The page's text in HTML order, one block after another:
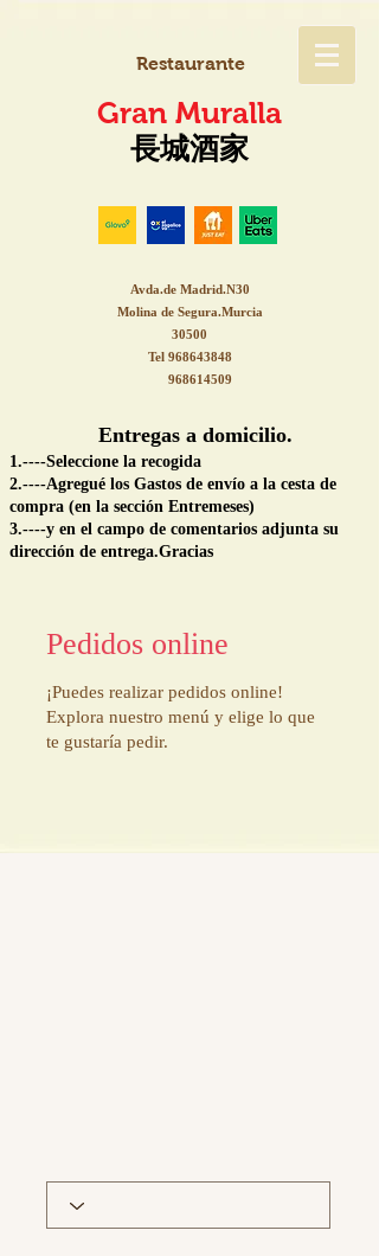
Restaurante
Gran Muralla
長城酒家
Avda.de Madrid.N30
Molina de Segura.Murcia
30500
Tel 968643848
968614509
Entregas a domicilio.
1.----Seleccione la recogida
2.----Agregué los Gastos de envío a la cesta de
compra (en la sección Entremeses)
3.----y en el campo de comentarios adjunta su
dirección de entrega.Gracias
Pedidos online
¡Puedes realizar pedidos online!
Explora nuestro menú y elige lo que
te gustaría pedir.